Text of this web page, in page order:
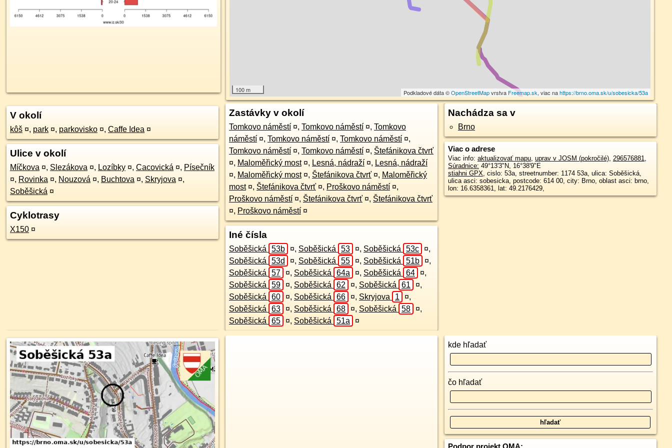
100 m Podkladové dáta ©OpenStreetMapvrstva Freemap.sk, viac nahttps://brno.oma.sk/u/sobesicka/53a
V okolí
kôš ¤, park ¤, parkovisko ¤, Caffe Idea ¤
Ulice v okolí
Míčkova ¤, Slezákova ¤, Lozíbky ¤, Cacovická ¤, Písečník
¤, Rovinka ¤, Nouzová ¤, Buchtova ¤, Skryjova ¤,
Soběšická ¤
Cyklotrasy
X150 ¤
Zastávky v okolí
Tomkovo náměstí ¤, Tomkovo náměstí ¤, Tomkovo
náměstí ¤, Tomkovo náměstí ¤, Tomkovo náměstí ¤,
Tomkovo náměstí ¤, Tomkovo náměstí ¤, Štefánikova čtvrť
¤, Maloměřický most ¤, Lesná, nádraží ¤, Lesná, nádraží
¤, Maloměřický most ¤, Štefánikova čtvrť ¤, Maloměřický
most ¤, Štefánikova čtvrť ¤, Proškovo náměstí ¤,
Proškovo náměstí ¤, Štefánikova čtvrť ¤, Štefánikova čtvrť
¤, Proškovo náměstí ¤
Iné čísla
Soběšická 53b ¤, Soběšická 53 ¤, Soběšická 53c ¤,
Soběšická
53d ¤, Soběšická 55 ¤, Soběšická 51b ¤,
Soběšická
57 ¤, Soběšická 64a ¤, Soběšická 64 ¤,
Soběšická
59 ¤, Soběšická 62 ¤, Soběšická 61 ¤,
Soběšická
60 ¤, Soběšická 66 ¤, Skryjova 1 ¤,
Soběšická
63 ¤, Soběšická 68 ¤, Soběšická 58 ¤,
Soběšická
65 ¤, Soběšická 51a ¤
Nachádza sa v
Brno
Viac o adrese
Viac info: aktualizovať mapu, uprav v JOSM (pokročilé), 296576881,
Súradnice: 49°13'3"N, 16°38'9"E
stiahni GPX, cislo: 53a, streetnumber: 1174 53a, ulica: Soběšická,
ulica asci: sobesicka, postcode: 614 00, city: Brno, oblast asci: brno,
lon: 16.6358361, lat: 49.2176429,
kde hľadať
čo hľadať
Podpor projekt OMA: